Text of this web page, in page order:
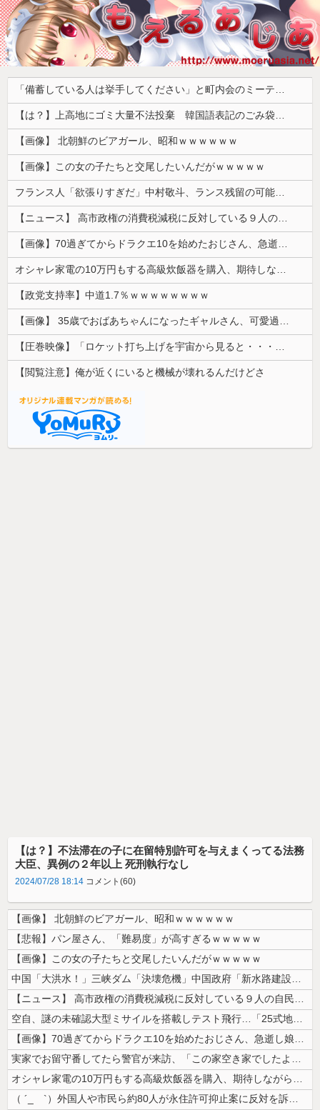
「備蓄している人は挙手してください」と町内会のミーティング、何の気なしに手を挙げてしまった結果……
【は？】上高地にゴミ大量不法投棄 韓国語表記のごみ袋に紙やプラスチック、缶、瓶などが混在 生肉やキムチ、ラーメンなどさまざまな生ごみ
【画像】 北朝鮮のビアガール、昭和ｗｗｗｗｗｗ
【画像】この女の子たちと交尾したいんだがｗｗｗｗｗ
フランス人「欲張りすぎだ」中村敬斗、ランス残留の可能性を会長が示唆！移籍金が交渉の壁に..現地サポの本音がこれ！【海外の反応】
【ニュース】 高市政権の消費税減税に反対している９人の自民党議員が全て判明！！！！ やっぱりコイツラかｗｗｗｗｗ
【画像】70過ぎてからドラクエ10を始めたおじさん、急逝し娘に色々開示されてしまう
オシャレ家電の10万円もする高級炊飯器を購入、期待しながら御飯を炊いてみた結果……
【政党支持率】中道1.7％ｗｗｗｗｗｗｗｗ
【画像】 35歳でおばあちゃんになったギャルさん、可愛過ぎて嫉妬不可避w w w w w w w w w w w
【圧巻映像】「ロケット打ち上げを宇宙から見ると・・・」の動画が衝撃的
【閲覧注意】俺が近くにいると機械が壊れるんだけどさ
【は？】不法滞在の子に在留特別許可を与えまくってる法務
大臣、異例の２年以上 死刑執行なし
2024/07/28 18:14 コメント(60)
【画像】 北朝鮮のビアガール、昭和ｗｗｗｗｗｗ
【悲報】パン屋さん、「難易度」が高すぎるｗｗｗｗｗ
【画像】この女の子たちと交尾したいんだがｗｗｗｗｗ
中国「大洪水！」三峡ダム「決壊危機」中国政府「新水路建設！（三峡新水路...
【ニュース】 高市政権の消費税減税に反対している９人の自民党議員が全て...
空自、謎の未確認大型ミサイルを搭載しテスト飛行…「25式地対艦誘導弾」...
【画像】70過ぎてからドラクエ10を始めたおじさん、急逝し娘に色々開示...
実家でお留守番してたら警官が来訪、「この家空き家でしたよね？」と問いか...
オシャレ家電の10万円もする高級炊飯器を購入、期待しながら御飯を炊いて...
（ ´_ゝ`）外国人や市民ら約80人が永住許可抑止案に反対を訴え「選別...